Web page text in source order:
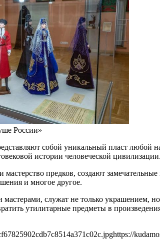
России»
собой уникальный пласт любой
истории человеческой цивилизации.
предков, создают
и многое другое.
мастерами, служат не только
утилитарные предметы в
https://